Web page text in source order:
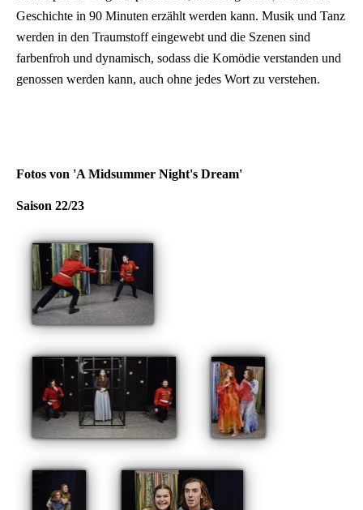
Geschichte in 90 Minuten erzählt werden kann. Musik und Tanz
werden in den Traumstoff eingewebt und die Szenen sind
farbenfroh und dynamisch, sodass die Komödie verstanden und
genossen werden kann, auch ohne jedes Wort zu verstehen.
Fotos von 'A Midsummer Night's Dream'
Saison 22/23